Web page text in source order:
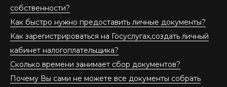
собственности?
Как быстро нужно предоставить личные документы?
Как зарегистрироваться на Госуслугах,создать личный
кабинет налогоплательщика?
Сколько времени занимает сбор документов?
Почему Вы сами не можете все документы собрать